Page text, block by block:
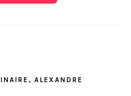
ALEXANDRE